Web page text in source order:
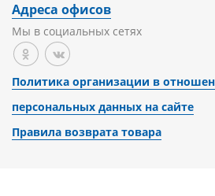
Адреса офисов
Мы в социальных сетях
Политика организации в
персональных данных на сайте
Правила возврата товара